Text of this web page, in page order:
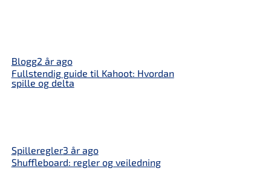
Blogg2 år ago
Fullstendig guide til Kahoot: Hvordan
spille og delta
Spilleregler3 år ago
Shuffleboard: regler og veiledning